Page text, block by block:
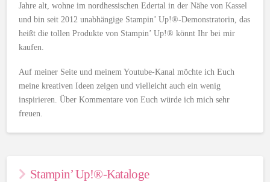
Jahre alt, wohne im nordhessischen Edertal in der Nähe von Kassel
und bin seit 2012 unabhängige Stampin’ Up!®-Demonstratorin, das
heißt die tollen Produkte von Stampin’ Up!® könnt Ihr bei mir
kaufen.
Auf meiner Seite und meinem Youtube-Kanal möchte ich Euch
meine kreativen Ideen zeigen und vielleicht auch ein wenig
inspirieren. Über Kommentare von Euch würde ich mich sehr
freuen.
Stampin’ Up!®-Kataloge